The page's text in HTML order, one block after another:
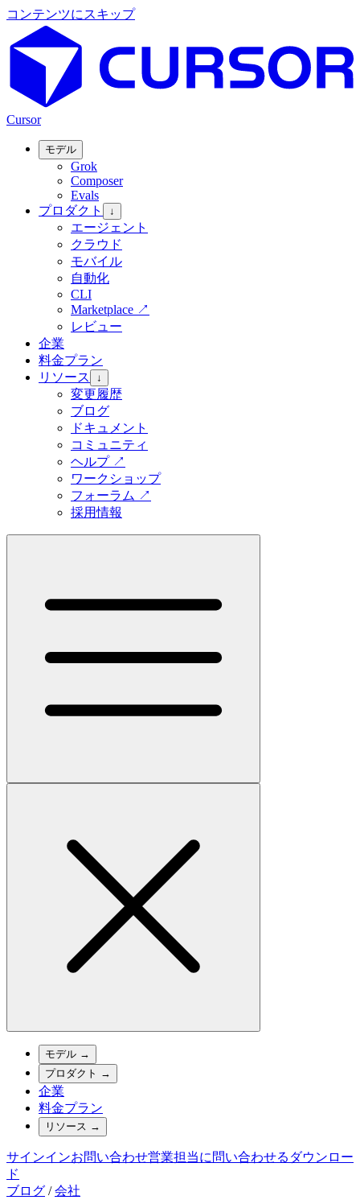
コンテンツにスキップ
Cursor
モデル
Grok
Composer
Evals
プロダクト
↓
エージェント
クラウド
モバイル
自動化
CLI
Marketplace ↗
レビュー
企業
料金プラン
リソース
↓
変更履歴
ブログ
ドキュメント
コミュニティ
ヘルプ↗
ワークショップ
フォーラム ↗
採用情報
モデル →
プロダクト →
企業
料金プラン
リソース →
サインインお問い合わせ営業担当に問い合わせる ダウンロー
ド
ブログ / 会社